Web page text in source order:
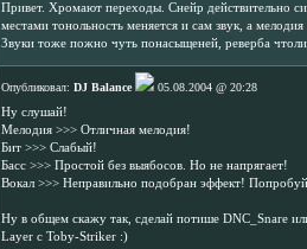
Привет. Хромают переходы. Снейр действительно
местами тонольность меняется и сам звук, а
Звуки тоже пожно чуть понасыщеней, реверба
Опубликовал: DJ Balance
05.08.2004 @ 20:28
Ну слушай!
Мелодия >>> Отличная мелодия!
Бит >>> Слабый!
Басс >>> Простой без выябосов. Но не напрягает!
Вокал >>> Неправильно подобран эффект!
Ну в общем скажу так, сделай потише DNC_Snare
Layer с Toby-Striker :)